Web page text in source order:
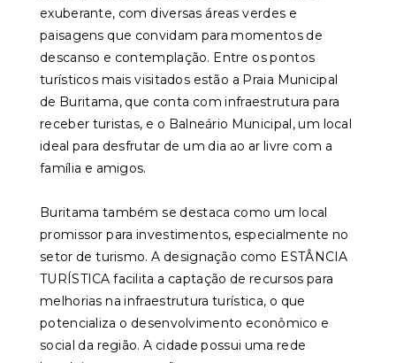
exuberante, com diversas áreas verdes e
paisagens que convidam para momentos de
descanso e contemplação. Entre os pontos
turísticos mais visitados estão a Praia Municipal
de Buritama, que conta com infraestrutura para
receber turistas, e o Balneário Municipal, um local
ideal para desfrutar de um dia ao ar livre com a
família e amigos.
Buritama também se destaca como um local
promissor para investimentos, especialmente no
setor de turismo. A designação como ESTÂNCIA
TURÍSTICA facilita a captação de recursos para
melhorias na infraestrutura turística, o que
potencializa o desenvolvimento econômico e
social da região. A cidade possui uma rede